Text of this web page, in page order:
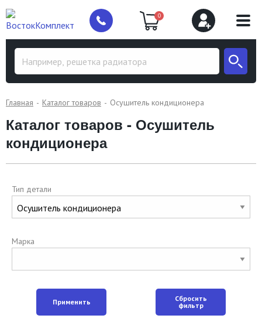
0
Главная Каталог товаров Осушитель кондиционера
Каталог товаров - Осушитель
кондиционера
Тип детали
Марка
Применить
Сбросить
фильтр